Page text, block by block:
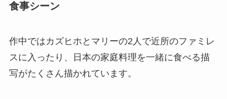
食事シーン
作中ではカズヒホとマリーの2人で近所のファミレ
スに入ったり、日本の家庭料理を一緒に食べる描
写がたくさん描かれています。